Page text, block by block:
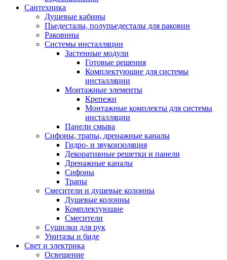
Сантехника
Душевые кабины
Пьедесталы, полупьедесталы для раковин
Раковины
Системы инсталляции
Застенные модули
Готовые решения
Комплектующие для системы
инсталляции
Монтажные элементы
Крепежи
Монтажные комплекты для системы
инсталляции
Панели смыва
Сифоны, трапы, дренажные каналы
Гидро- и звукоизоляция
Декоративные решетки и панели
Дренажные каналы
Сифоны
Трапы
Смесители и душевые колонны
Душевые колонны
Комплектующие
Смесители
Сушилки для рук
Унитазы и биде
Свет и электрика
Освещение